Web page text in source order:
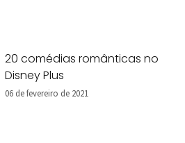
20 comédias românticas no
Disney Plus
06 de fevereiro de 2021